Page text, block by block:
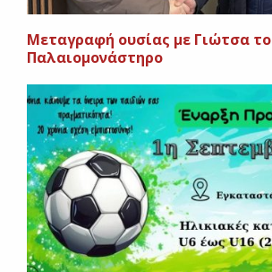
Μεταγραφή ουσίας με Γιώτσα το
Παλαιομονάστηρο